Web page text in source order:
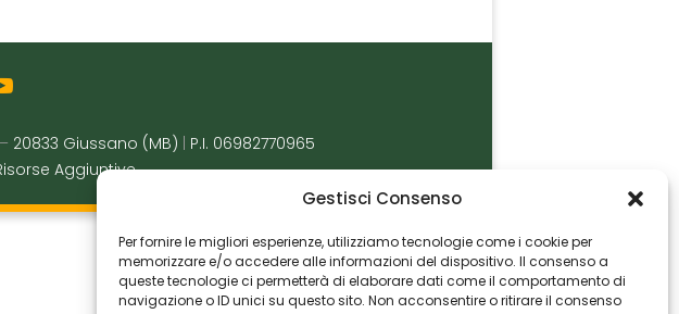
Gestisci Consenso
Per fornire le migliori esperienze, utilizziamo tecnologie come i cookie per
memorizzare e/o accedere alle informazioni del dispositivo. Il consenso a
queste tecnologie ci permetterà di elaborare dati come il comportamento di
navigazione o ID unici su questo sito. Non acconsentire o ritirare il consenso
– 20833 Giussano (MB)
P.I. 06982770965
Aggiuntive